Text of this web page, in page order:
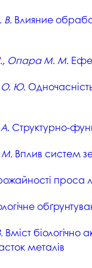
Психологічна
Омбудсмен
Студентське
В. Влияние
Опара М. М.
О. Ю.
Структурно-
М. Вплив систем
проса
Вміст
металів